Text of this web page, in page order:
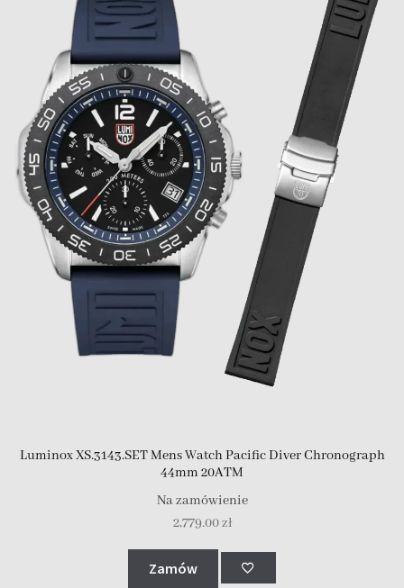
Luminox XS.3143.SET Mens Watch Pacific Diver Chronograph
44mm 20ATM
Na zamówienie
2,779.00zł
Zamów